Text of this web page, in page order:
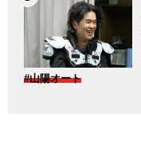
#山陽オート